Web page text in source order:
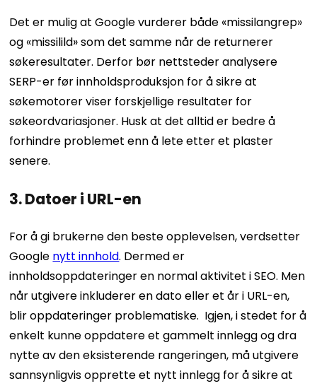
Det er mulig at Google vurderer både «missilangrep»
og «missilild» som det samme når de returnerer
søkeresultater. Derfor bør nettsteder analysere
SERP-er før innholdsproduksjon for å sikre at
søkemotorer viser forskjellige resultater for
søkeordvariasjoner. Husk at det alltid er bedre å
forhindre problemet enn å lete etter et plaster
senere.
3. Datoer i URL-en
For å gi brukerne den beste opplevelsen, verdsetter
Google nytt innhold. Dermed er
innholdsoppdateringer en normal aktivitet i SEO. Men
når utgivere inkluderer en dato eller et år i URL-en,
blir oppdateringer problematiske. Igjen, i stedet for å
enkelt kunne oppdatere et gammelt innlegg og dra
nytte av den eksisterende rangeringen, må utgivere
sannsynligvis opprette et nytt innlegg for å sikre at